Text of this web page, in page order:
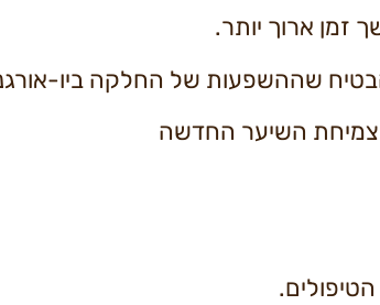
זמן ארוך יותר.
שההשפעות של החלקה ביו-
השיער החדשה